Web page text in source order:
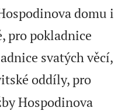
domu i
pro pokladnice
svatých věcí,
oddíly, pro
Hospodinova